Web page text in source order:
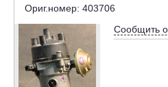
Ориг.номер: 403706
Сообщить